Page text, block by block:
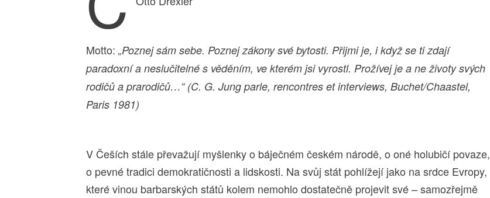
Motto: „Poznej sám sebe. Poznej zákony své bytosti. Přijmi je, i když se ti zdají
paradoxní a neslučitelné s věděním, ve kterém jsi vyrostl. Prožívej je a ne životy svých
rodičů a prarodičů…“ (C. G. Jung parle, rencontres et interviews, Buchet/Chaastel,
Paris 1981)
V Češích stále převažují myšlenky o báječném českém národě, o oné holubičí povaze,
o pevné tradici demokratičnosti a lidskosti. Na svůj stát pohlížejí jako na srdce Evropy,
které vinou barbarských států kolem nemohlo dostatečně projevit své – samozřejmě